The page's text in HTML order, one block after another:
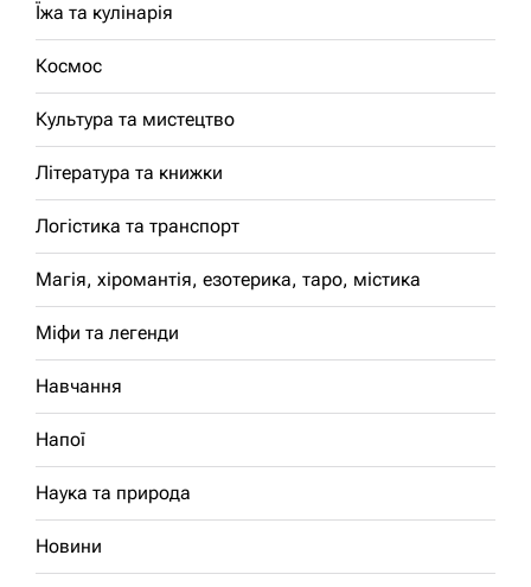
Їжа та кулінарія
Космос
Культура та мистецтво
Література та книжки
Логістика та транспорт
Магія, хіромантія, езотерика, таро, містика
Міфи та легенди
Навчання
Напої
Наука та природа
Новини